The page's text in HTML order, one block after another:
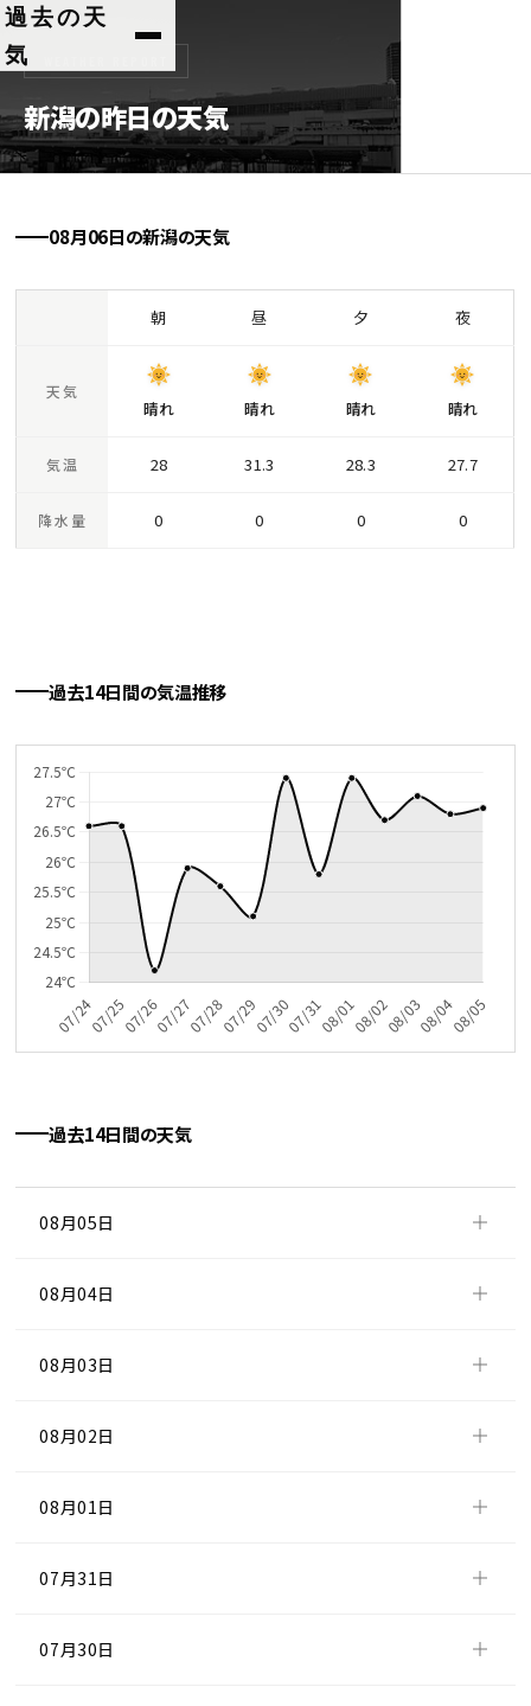
コ
ン
テ
ン
ツ
へ
キ
過去の天
気
新潟の昨日の天気
08月06日の新潟の天気
朝 昼 夕 夜
天気
晴れ 晴れ 晴れ 晴れ
気温 28 31.3 28.3 27.7
降水量 0 0 0 0
過去14日間の気温推移
過去14日間の天気
08月05日
08月04日
08月03日
08月02日
08月01日
07月31日
07月30日